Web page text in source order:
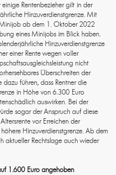
einige Rentenbezieher gilt in der
Hinzuverdienstgrenze. Mit
ab dem 1. Oktober 2022
eines Minijobs im Blick haben.
Hinzuverdienstgrenze
einer Rente wegen voller
nicht
Überschreiten der
führen, dass Rentner die
in Höhe von 6.300 Euro
auswirken. Bei der
sogar der Anspruch auf diese
vor Erreichen der
Hinzuverdienstgrenze. Ab dem
aktueller Rechtslage auch wieder
1.600 Euro angehoben